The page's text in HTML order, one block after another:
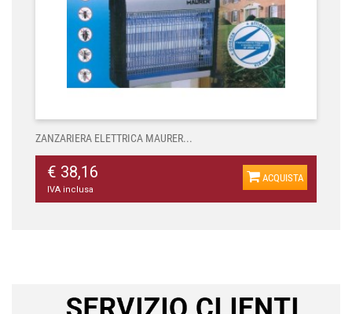
ZANZARIERA ELETTRICA MAURER...
€ 38,16
IVA inclusa
ACQUISTA